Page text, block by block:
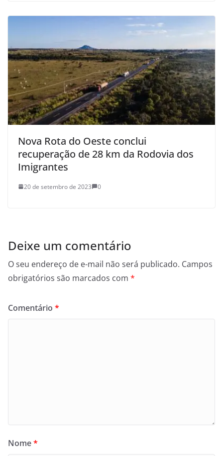
Nova Rota do Oeste conclui
recuperação de 28 km da Rodovia dos
Imigrantes
20 de setembro de 2023 0
Deixe um comentário
O seu endereço de e-mail não será publicado. Campos
obrigatórios são marcados com *
Comentário *
Nome*